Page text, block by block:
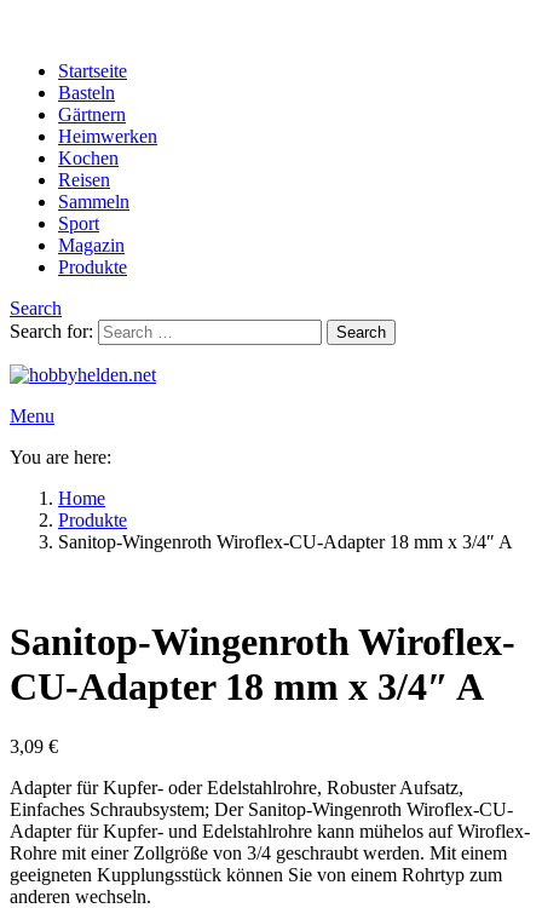
Startseite
Basteln
Gärtnern
Heimwerken
Kochen
Reisen
Sammeln
Sport
Magazin
Produkte
Search
Search for:
Search
Menu
You are here:
Home
Produkte
Sanitop-Wingenroth Wiroflex-CU-Adapter 18 mm x 3/4″ A
Sanitop-Wingenroth Wiroflex-
CU-Adapter 18 mm x 3/4″ A
3,09 €
Adapter für Kupfer- oder Edelstahlrohre, Robuster Aufsatz,
Einfaches Schraubsystem; Der Sanitop-Wingenroth Wiroflex-CU-
Adapter für Kupfer- und Edelstahlrohre kann mühelos auf Wiroflex-
Rohre mit einer Zollgröße von 3/4 geschraubt werden. Mit einem
geeigneten Kupplungsstück können Sie von einem Rohrtyp zum
anderen wechseln.